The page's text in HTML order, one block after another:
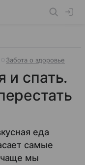
Забота о здоровье
и спать.
еда
самые
чаще мы